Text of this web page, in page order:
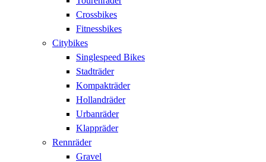
Crossbikes
Fitnessbikes
Citybikes
Singlespeed Bikes
Stadträder
Kompakträder
Hollandräder
Urbanräder
Klappräder
Rennräder
Gravel